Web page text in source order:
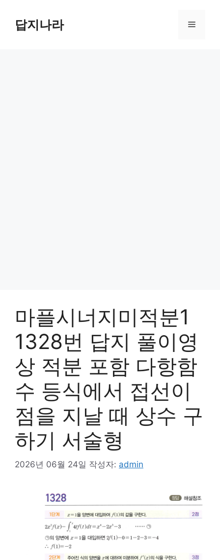
답지나라 메
마플시너지미적분1
1328번 답지 풀이영
상 적분 포함 다항함
수 등식에서 접선이
점을 지날 때 상수 구
하기 서술형
2026년 06월 24일 작성자: admin